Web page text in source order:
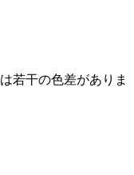
若干の色差がありま